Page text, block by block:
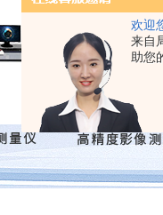
欢迎
来自
助您